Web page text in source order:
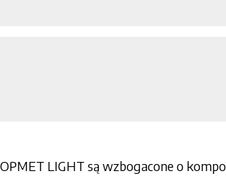
LIGHT są wzbogacone o